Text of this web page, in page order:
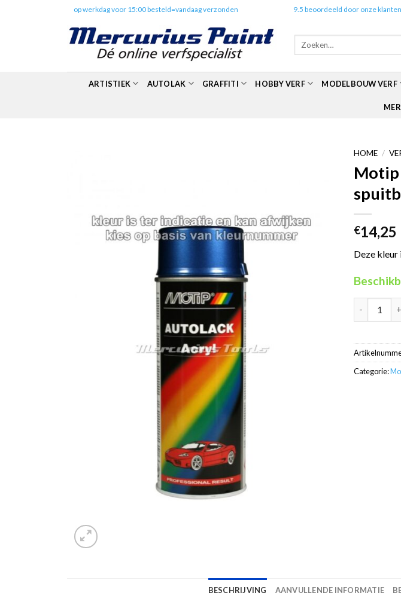
op werkdag voor 15:00 besteld=vandaag verzonden 9.5 beoordeeld door onze klanten.
Zoeken
ARTISTIEK AUTOLAK GRAFFITI HOBBY VERF MODELBOUW VERF
HOME /
Motip
€14,25
Deze kleur
Categorie:
BESCHRIJVING AANVULLENDE INFORMATIE